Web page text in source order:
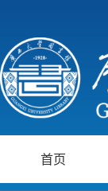
首页